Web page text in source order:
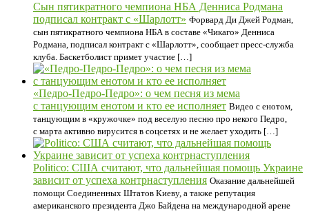
Сын пятикратного чемпиона НБА Денниса Родмана
подписал контракт с «Шарлотт» Форвард Ди Джей Родман,
сын пятикратного чемпиона НБА в составе «Чикаго» Денниса
Родмана, подписал контракт с «Шарлотт», сообщает пресс‑служба
клуба. Баскетболист примет участие […]
«Педро-Педро-Педро»: о чем песня из мема
с танцующим енотом и кто ее исполняет Видео с енотом,
танцующим в «кружочке» под веселую песню про некого Педро,
с марта активно вирусится в соцсетях и не желает уходить […]
Politico: США считают, что дальнейшая помощь Украине
зависит от успеха контрнаступления Оказание дальнейшей
помощи Соединенных Штатов Киеву, а также репутация
американского президента Джо Байдена на международной арене